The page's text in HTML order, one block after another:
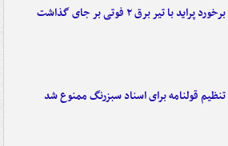
برخورد پراید با تیر برق ۲ فوتی بر جای گذاشت
تنظیم قولنامه برای اسناد سبزرنگ ممنوع شد